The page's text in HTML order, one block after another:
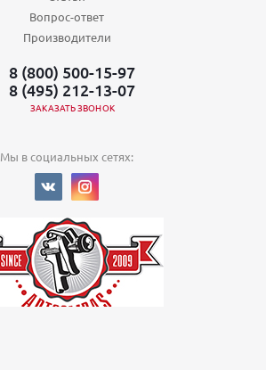
Вопрос-ответ
Производители
8 (800) 500-15-97
8 (495) 212-13-07
ЗАКАЗАТЬ ЗВОНОК
Мы в социальных сетях: